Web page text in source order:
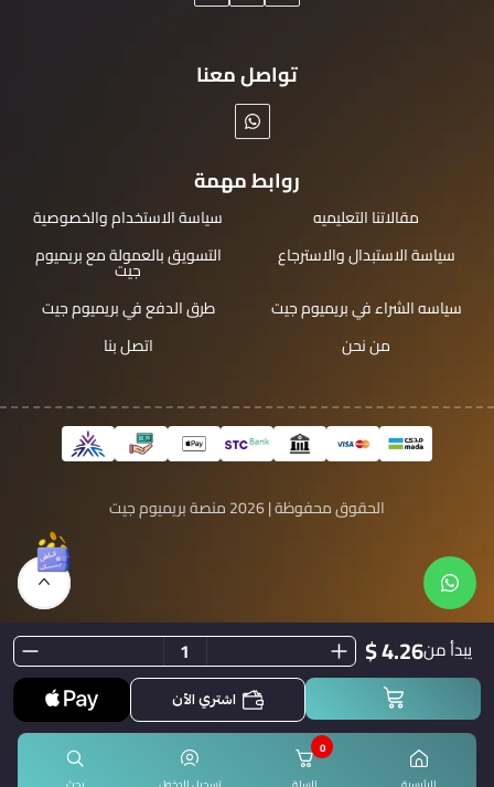
يبدأ من4.26 $
اشتري الآن
تواصل معنا
روابط مهمة
مقالاتنا التعليميه
سياسة الاستخدام والخصوصية
سياسة الاستبدال والاسترجاع
التسويق بالعمولة مع بريميوم
جيت
سياسه الشراء في بريميوم جيت
طرق الدفع في بريميوم جيت
من نحن
اتصل بنا
الحقوق محفوظة | 2026 منصة بريميوم جيت
0